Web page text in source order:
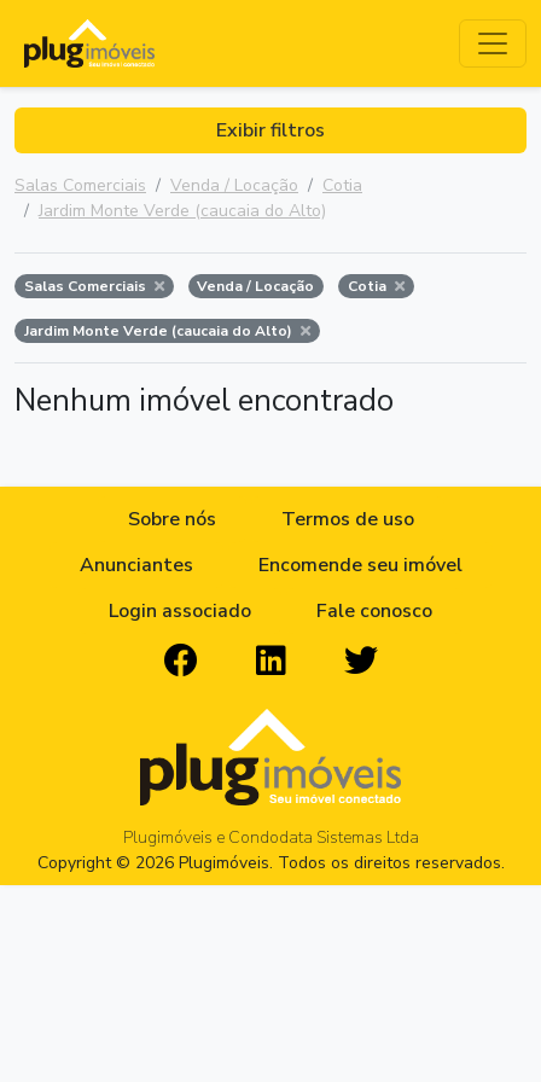
Exibir filtros
Salas Comerciais Venda / Locação
Cotia
Jardim Monte Verde (caucaia do Alto)
Salas Comerciais Venda / Locação Cotia
Jardim Monte Verde (caucaia do Alto)
Nenhum imóvel encontrado
Sobre nós
Termos de uso
Anunciantes
Encomende seu imóvel
Login associado
Fale conosco
Plugimóveis e Condodata Sistemas Ltda
Copyright © 2026 Plugimóveis. Todos os direitos reservados.